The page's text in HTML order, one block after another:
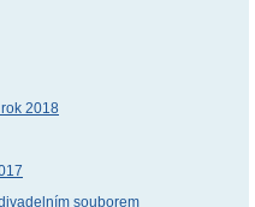
2018
souborem